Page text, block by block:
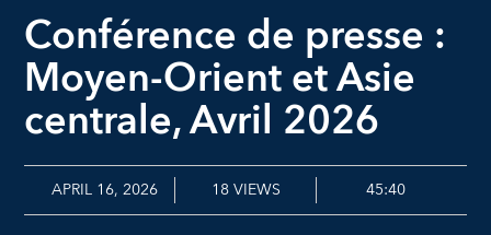
Conférence de presse :
Moyen-Orient et Asie
centrale, Avril 2026
APRIL 16, 2026 18VIEWS 45:40